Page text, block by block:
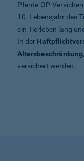
Pferde-OP-
10. Lebensjahr des
ein Tierleben lang
In der
Altersbeschränkung
versichert werden.